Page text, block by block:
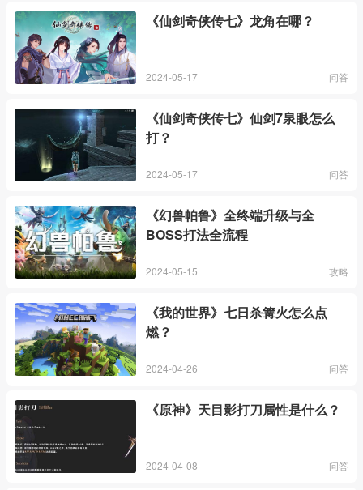
《仙剑奇侠传七》龙角在哪？
2024-05-17 问答
《仙剑奇侠传七》仙剑7泉眼怎么
打？
2024-05-17 问答
《幻兽帕鲁》全终端升级与全
BOSS打法全流程
2024-05-15 攻略
《我的世界》七日杀篝火怎么点
燃？
2024-04-26 问答
《原神》天目影打刀属性是什么？
2024-04-08 问答